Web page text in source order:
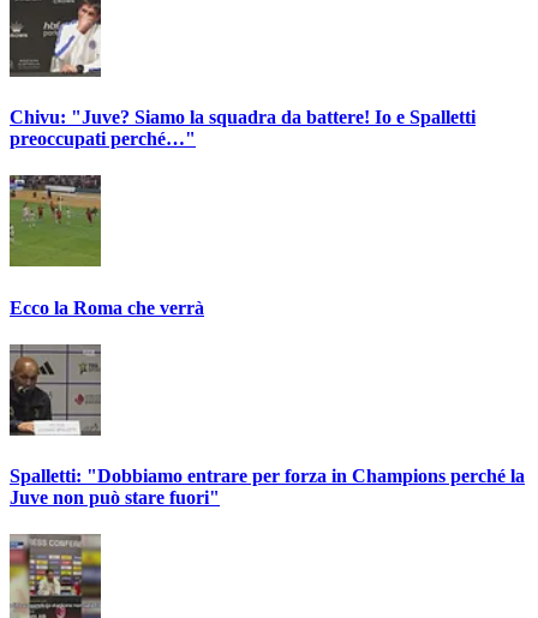
Chivu: "Juve? Siamo la squadra da battere! Io e Spalletti
preoccupati perché…"
Ecco la Roma che verrà
Spalletti: "Dobbiamo entrare per forza in Champions perché la
Juve non può stare fuori"